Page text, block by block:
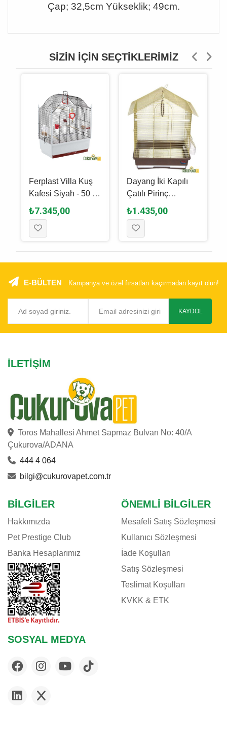
Çap; 32,5cm Yükseklik; 49cm.
SIZIN İÇIN SEÇTIKLERIMIZ
Ferplast Villa Kuş
Kafesi Siyah - 50 x
30 x 52.5 Cm
₺7.345,00
Dayang İki Kapılı
Çatılı Pirinç
Muhabbet Kuşu
Kafesi 35 x 28 x 46
Cm
₺1.435,00
E-BÜLTEN Kampanya ve özel fırsatları kaçırmadan kayıt olun!
KAYDOL
İLETIŞIM
Toros Mahallesi Ahmet Sapmaz Bulvarı No: 40/A
Çukurova/ADANA
444 4 064
bilgi@cukurovapet.com.tr
BILGILER
Hakkımızda
Pet Prestige Club
Banka Hesaplarımız
ÖNEMLI BILGILER
Mesafeli Satış Sözleşmesi
Kullanıcı Sözleşmesi
İade Koşulları
Satış Sözleşmesi
Teslimat Koşulları
KVKK & ETK
SOSYAL MEDYA